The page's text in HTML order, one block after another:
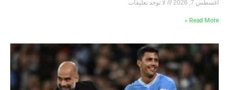
أغسطس 7, 2026 لا توجد تعليقات
Read More »